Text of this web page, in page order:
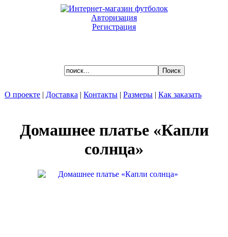
Авторизация
Регистрация
О проекте | Доставка | Контакты | Размеры | Как заказать
Домашнее платье «Капли
солнца»